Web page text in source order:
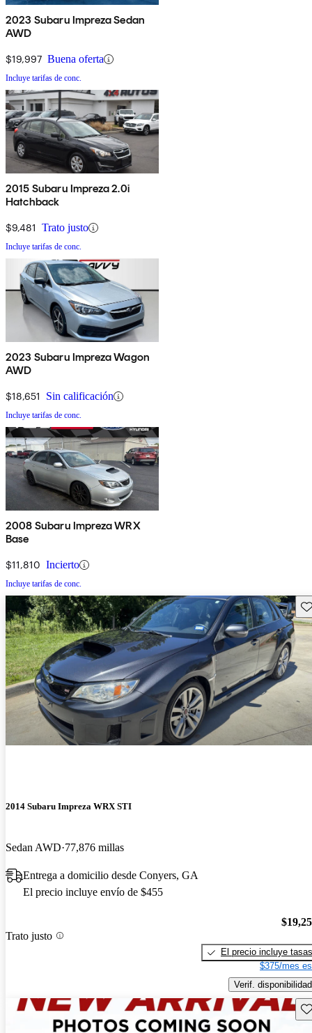
2023 Subaru Impreza Sedan
AWD
$19,997 Buena oferta
Incluye tarifas de conc.
2015 Subaru Impreza 2.0i
Hatchback
$9,481 Trato justo
Incluye tarifas de conc.
2023 Subaru Impreza Wagon
AWD
$18,651 Sin calificación
Incluye tarifas de conc.
2008 Subaru Impreza WRX
Base
$11,810 Incierto
Incluye tarifas de conc.
2014 Subaru Impreza WRX STI
Sedan AWD 77,876 millas
Entrega a domicilio desde Conyers, GA
El precio incluye envío de $455
Trato justo
El precio incluye tasas
$375/mes
Verif. disponibilidad